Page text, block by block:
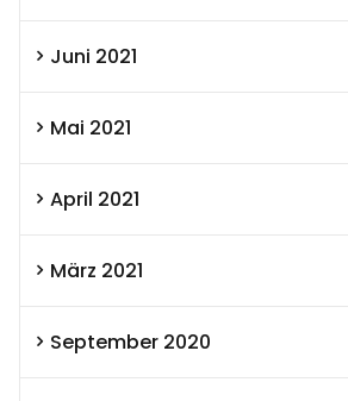
Juni 2021
Mai 2021
April 2021
März 2021
September 2020